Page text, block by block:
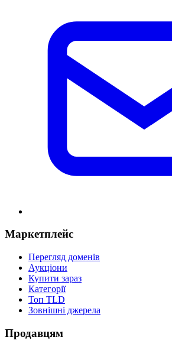
Маркетплейс
Перегляд доменів
Аукціони
Купити зараз
Категорії
Топ TLD
Зовнішні джерела
Продавцям